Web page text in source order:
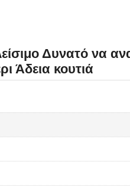
Δυνατό να
Άδεια κουτιά